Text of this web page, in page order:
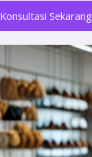
Konsultasi Sekarang